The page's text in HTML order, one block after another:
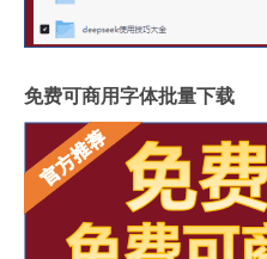
免费可商用字体批量下载